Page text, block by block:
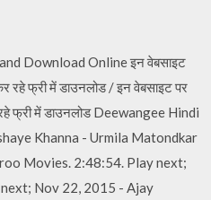
Download Online इन वेबसाइट
रहे फ्री में डाउनलोड / इन वेबसाइट पर
फ्री में डाउनलोड Deewangee Hindi
Khanna - Urmila Matondkar
Movies. 2:48:54. Play next;
Nov 22, 2015 - Ajay